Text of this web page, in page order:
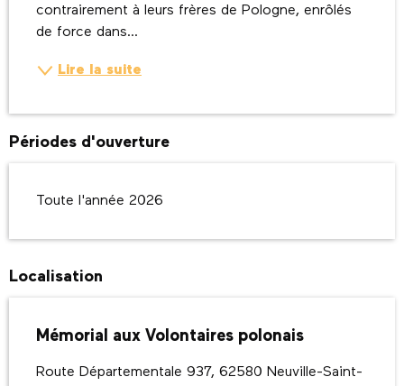
contrairement à leurs frères de Pologne, enrôlés
de force dans...
Lire la suite
Périodes d'ouverture
Toute l'année 2026
Localisation
Mémorial aux Volontaires polonais
Route Départementale 937, 62580 Neuville-Saint-